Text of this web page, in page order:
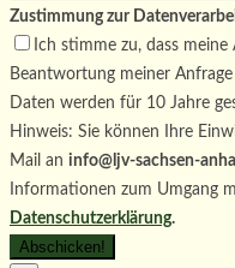
Zustimmung zur
Ich stimme zu, dass
Beantwortung meiner
Daten werden für 10 Jahre
Hinweis: Sie können Ihre
Mail an info@ljv-sachsen-
Informationen zum Umgang
Datenschutzerklärung.